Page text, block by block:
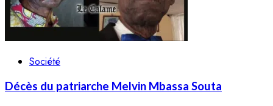
Société
Décès du patriarche Melvin Mbassa Souta